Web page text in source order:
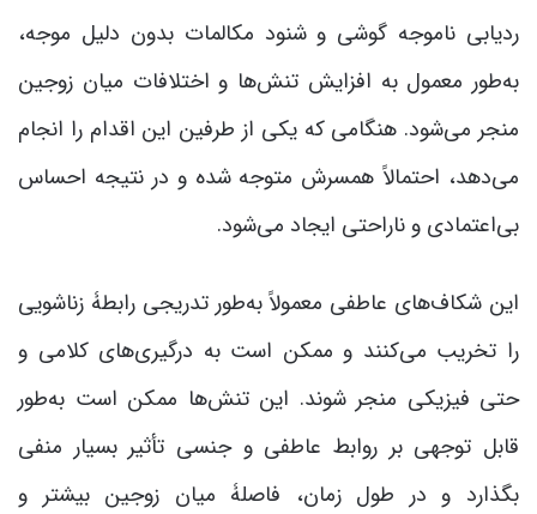
ردیابی ناموجه گوشی و شنود مکالمات بدون دلیل موجه،
به‌طور معمول به افزایش تنش‌ها و اختلافات میان زوجین
منجر می‌شود. هنگامی که یکی از طرفین این اقدام را انجام
می‌دهد، احتمالاً همسرش متوجه شده و در نتیجه احساس
بی‌اعتمادی و ناراحتی ایجاد می‌شود.
این شکاف‌های عاطفی معمولاً به‌طور تدریجی رابطۀ زناشویی
را تخریب می‌کنند و ممکن است به درگیری‌های کلامی و
حتی فیزیکی منجر شوند. این تنش‌ها ممکن است به‌طور
قابل توجهی بر روابط عاطفی و جنسی تأثیر بسیار منفی
بگذارد و در طول زمان، فاصلۀ میان زوجین بیشتر و